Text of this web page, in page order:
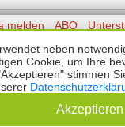
melden ABO
Impressum
🌙
Copyright ©
neben
Cookie, um Ihre
stimmen
Akzeptieren